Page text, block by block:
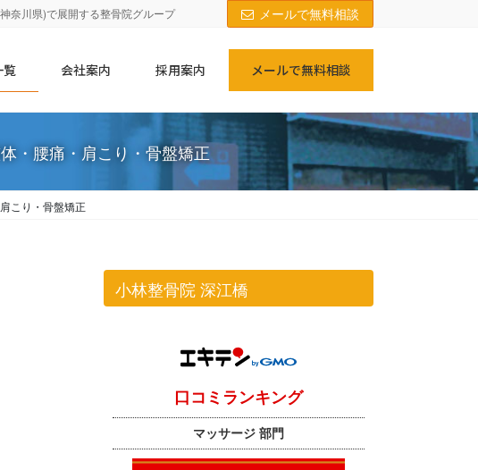
奈川県)で展開する整骨院グループ メールで無料相談
覧 会社案内 採用案内 メールで無料相談
・腰痛・肩こり・骨盤矯正
こり・骨盤矯正
小林整骨院 深江橋